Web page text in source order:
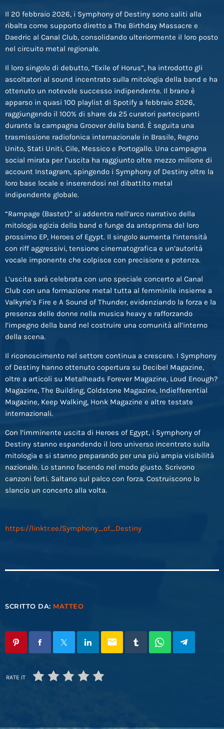
Il 20 febbraio 2026, i Symphony of Destiny sono saliti alla
ribalta come supporto diretto a The Birthday Massacre e
Daedric al Canal Club, consolidando ulteriormente il loro posto
nel circuito metal regionale.
Il loro singolo di debutto, “Exile of Horus”, ha introdotto gli
ascoltatori al sound incentrato sulla mitologia della band e ha
ottenuto un notevole successo indipendente. Il brano è
apparso in quasi 100 playlist di Spotify a febbraio 2026,
raggiungendo il 100% di share da 25 curatori partecipanti
durante la campagna Groover della band. È seguita una
trasmissione radiofonica internazionale in Brasile, Regno
Unito, Stati Uniti, Cile, Messico e Portogallo. Una campagna
social mirata per l’uscita ha raggiunto oltre mezzo milione di
account Instagram, spingendo i Symphony of Destiny oltre la
loro base locale e inserendosi nel dibattito metal
indipendente globale.
“Rampage (Bastet)” si addentra nell’arco narrativo della
mitologia egizia della band e funge da anteprima del loro
prossimo EP, Heroes of Egypt. Il singolo aumenta l’intensità
con riff aggressivi, tensione cinematografica e un’autorità
vocale imponente che colpisce con precisione e potenza.
L’uscita sarà celebrata con uno speciale concerto al Canal
Club con una formazione metal tutta al femminile insieme a
Valkyrie’s Fire e A Sound of Thunder, evidenziando la forza e la
presenza delle donne nella musica heavy e rafforzando
l’impegno della band nel costruire una comunità all’interno
della scena.
Il riconoscimento nel settore continua a crescere. I Symphony
of Destiny hanno ottenuto copertura su Decibel Magazine,
oltre a articoli su Metalheads Forever Magazine, Loud Enough?
Magazine, The Building, Coldstone Magazine, Indiefferential
Magazine, Keep Walking, Honk Magazine e altre testate
internazionali.
Con l’imminente uscita di Heroes of Egypt, i Symphony of
Destiny stanno espandendo il loro universo incentrato sulla
mitologia e si stanno preparando per una più ampia visibilità
nazionale. Lo stanno facendo nel modo giusto. Scrivono
canzoni forti. Saltano sul palco con forza. Costruiscono lo
slancio un concerto alla volta.
https://linktr.ee/Symphony_of_Destiny
SCRITTO DA: MATTEO
email
RATE IT